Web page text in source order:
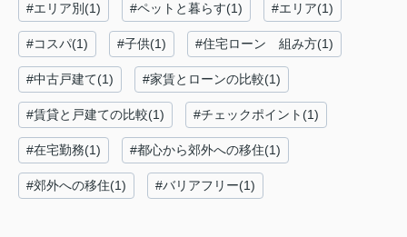
#エリア別(1) #ペットと暮らす(1) #エリア(1)
#コスパ(1) #子供(1) #住宅ローン 組み方(1)
#中古戸建て(1) #家賃とローンの比較(1)
#賃貸と戸建ての比較(1) #チェックポイント(1)
#在宅勤務(1) #都心から郊外への移住(1)
#郊外への移住(1) #バリアフリー(1)